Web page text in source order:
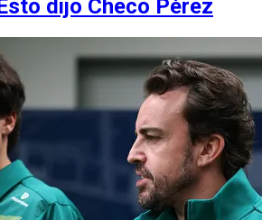
dijo Checo Pérez